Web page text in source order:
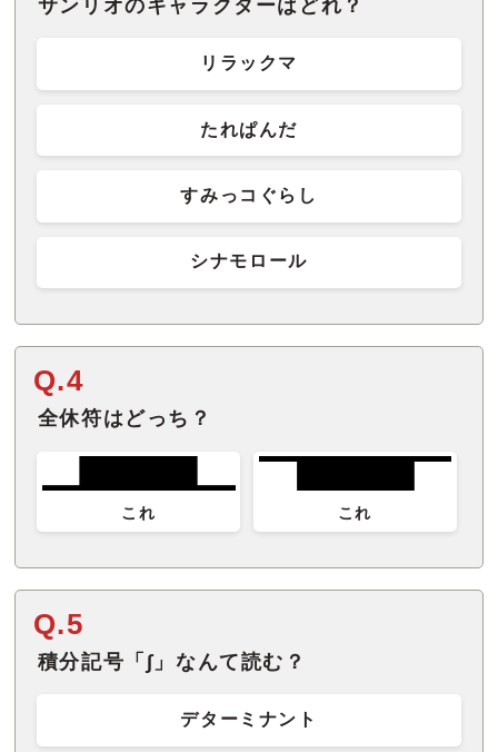
サンリオのキャラクターはどれ？
リラックマ
たれぱんだ
すみっコぐらし
シナモロール
Q.4
全休符はどっち？
これ これ
Q.5
積分記号「∫」なんて読む？
デターミナント